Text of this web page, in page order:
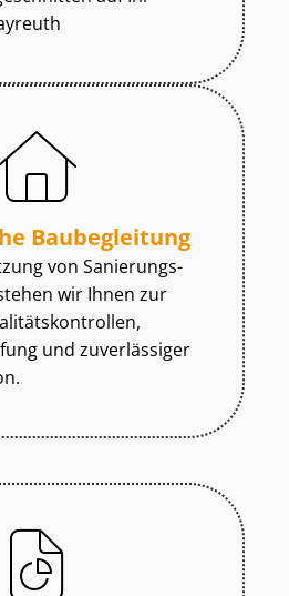
Baubegleitung
von Sa­nie­rungs­
wir Ihnen zur
und zuverlässiger